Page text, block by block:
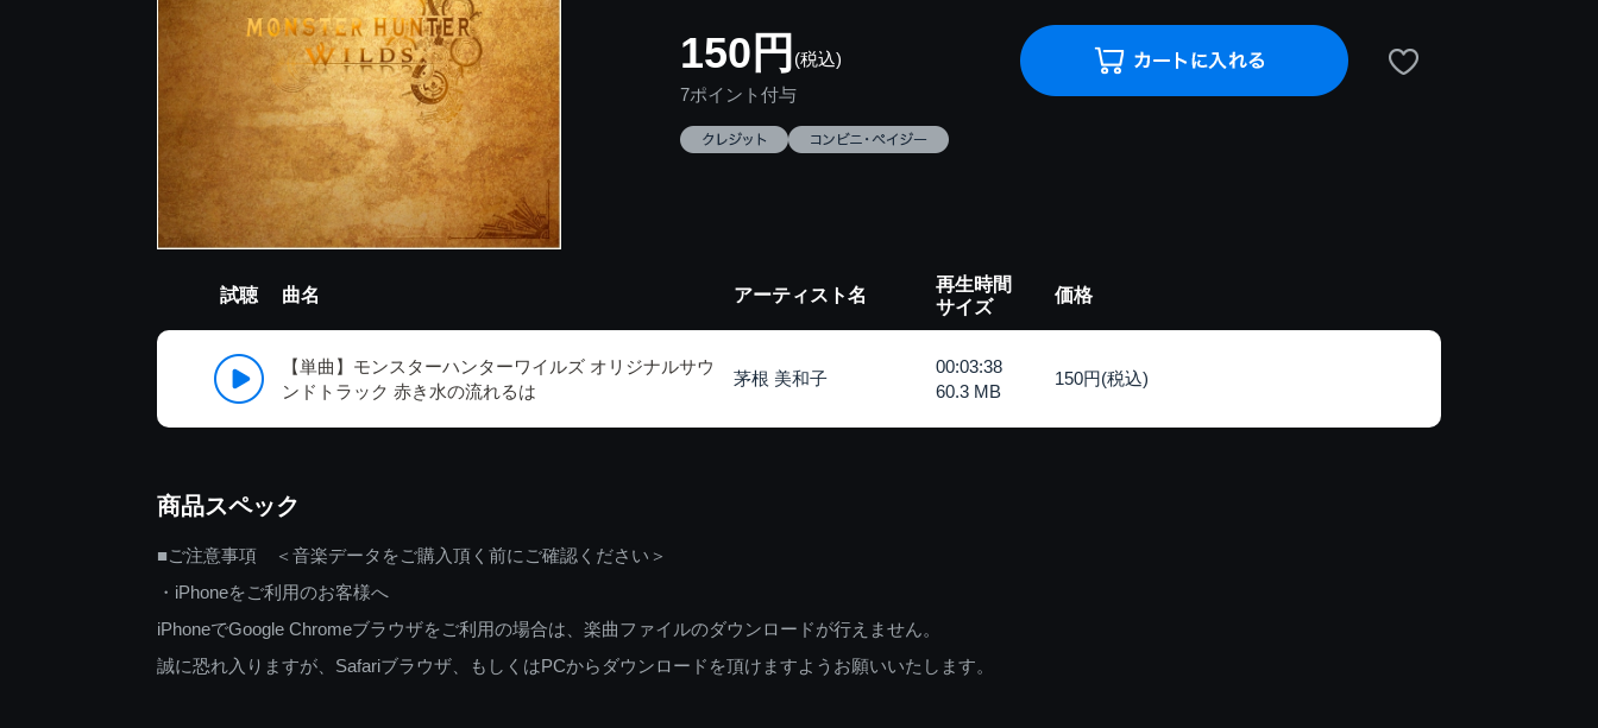
150円 (税込)
7ポイント付与
試聴 曲名 アーティスト名
再生時間
サイズ
価格
【単曲】モンスターハンターワイルズ オリジナルサウ
ンドトラック 赤き水の流れるは
茅根 美和子
00:03:38
60.3 MB
150円(税込)
商品スペック
■ご注意事項 ＜音楽データをご購入頂く前にご確認ください＞
・iPhoneをご利用のお客様へ
iPhoneでGoogle Chromeブラウザをご利用の場合は、楽曲ファイルのダウンロードが行えません。
誠に恐れ入りますが、Safariブラウザ、もしくはPCからダウンロードを頂けますようお願いいたします。